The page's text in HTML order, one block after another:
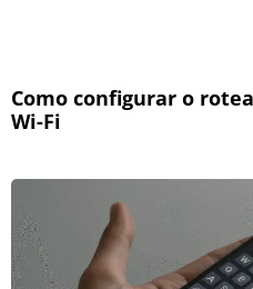
Como configurar o
Wi-Fi